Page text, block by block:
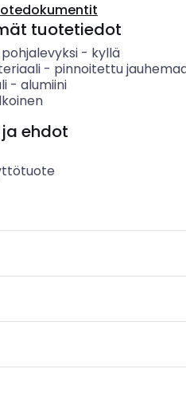
tuotetiedot
- kyllä
- pinnoitettu
- alumiini
ehdot